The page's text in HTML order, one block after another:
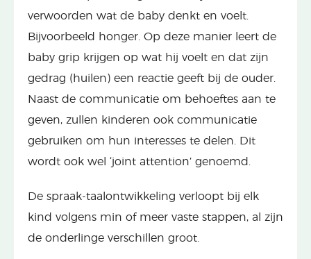
verwoorden wat de baby denkt en voelt.
Bijvoorbeeld honger. Op deze manier leert de
baby grip krijgen op wat hij voelt en dat zijn
gedrag (huilen) een reactie geeft bij de ouder.
Naast de communicatie om behoeftes aan te
geven, zullen kinderen ook communicatie
gebruiken om hun interesses te delen. Dit
wordt ook wel ‘joint attention’ genoemd.
De spraak-taalontwikkeling verloopt bij elk
kind volgens min of meer vaste stappen, al zijn
de onderlinge verschillen groot.